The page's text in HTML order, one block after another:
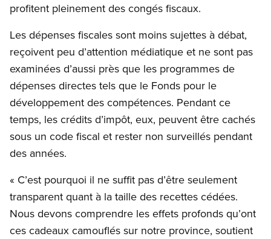
profitent pleinement des congés fiscaux.
Les dépenses fiscales sont moins sujettes à débat,
reçoivent peu d’attention médiatique et ne sont pas
examinées d’aussi près que les programmes de
dépenses directes tels que le Fonds pour le
développement des compétences. Pendant ce
temps, les crédits d’impôt, eux, peuvent être cachés
sous un code fiscal et rester non surveillés pendant
des années.
« C’est pourquoi il ne suffit pas d’être seulement
transparent quant à la taille des recettes cédées.
Nous devons comprendre les effets profonds qu’ont
ces cadeaux camouflés sur notre province, soutient